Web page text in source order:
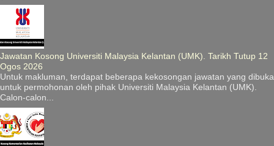
Jawatan Kosong Universiti Malaysia Kelantan (UMK). Tarikh Tutup 12
Ogos 2026
Untuk makluman, terdapat beberapa kekosongan jawatan yang dibuka
untuk permohonan oleh pihak Universiti Malaysia Kelantan (UMK).
Calon-calon...